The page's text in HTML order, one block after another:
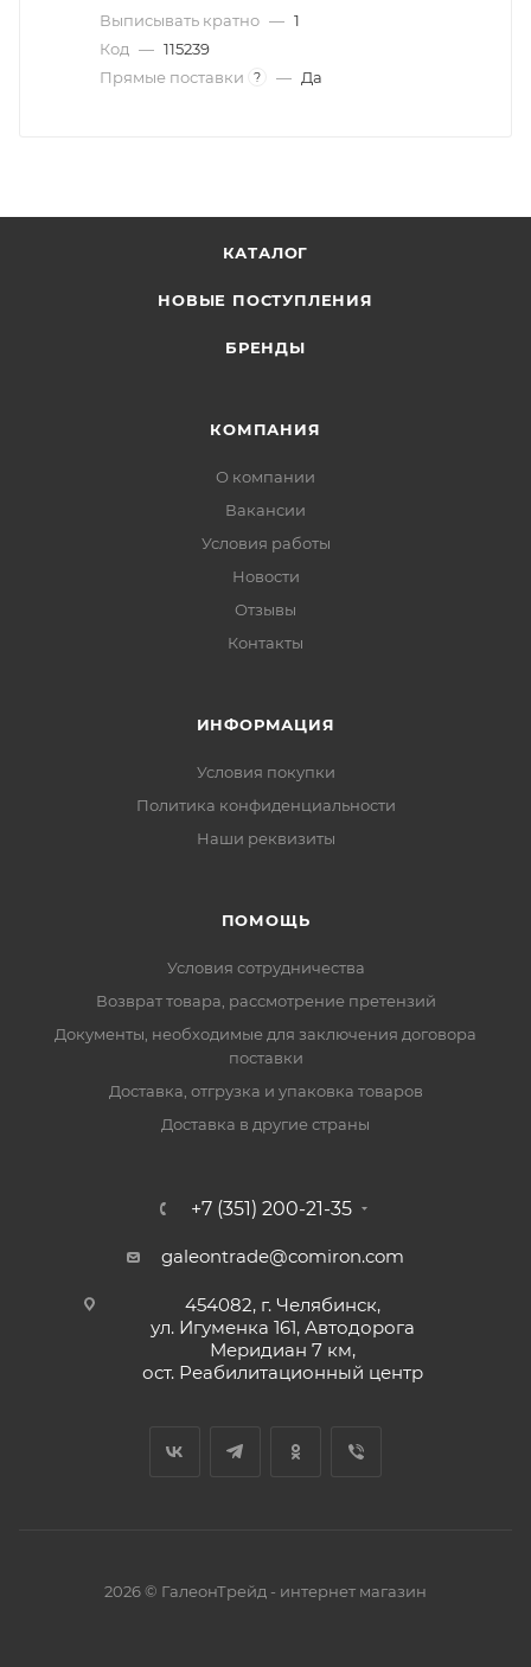
Выписывать кратно — 1
Код — 115239
Прямые поставки
? — Да
КАТАЛОГ
НОВЫЕ ПОСТУПЛЕНИЯ
БРЕНДЫ
КОМПАНИЯ
О компании
Вакансии
Условия работы
Новости
Отзывы
Контакты
ИНФОРМАЦИЯ
Условия покупки
Политика конфиденциальности
Наши реквизиты
ПОМОЩЬ
Условия сотрудничества
Возврат товара, рассмотрение претензий
Документы, необходимые для заключения договора
поставки
Доставка, отгрузка и упаковка товаров
Доставка в другие страны
+7 (351) 200-21-35
galeontrade@comiron.com
454082, г. Челябинск,
ул. Игуменка 161, Автодорога
Меридиан 7 км,
ост. Реабилитационный центр
2026 © ГалеонТрейд - интернет магазин